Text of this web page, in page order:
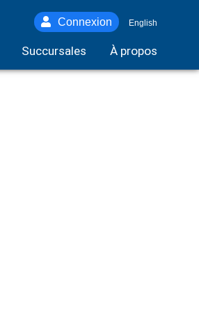
Connexion English
Succursales À propos